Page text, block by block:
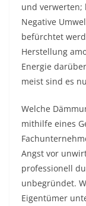
und verwerten;
Negative
befürchtet
Herstellung
Energie
meist sind es
Welche
mithilfe eines
Angst vor
professionell
unbegründet.
Eigentümer